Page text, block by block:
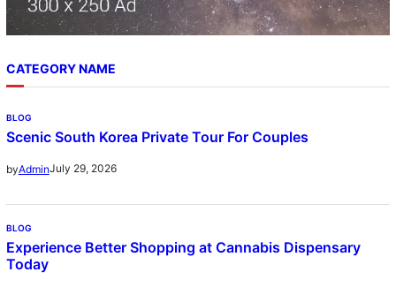
CATEGORY NAME
BLOG
Scenic South Korea Private Tour For Couples
byAdminJuly 29, 2026
BLOG
Experience Better Shopping at Cannabis Dispensary
Today